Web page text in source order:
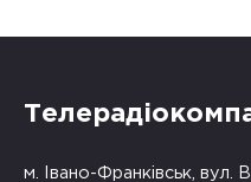
м. Івано-Франківськ, вул.